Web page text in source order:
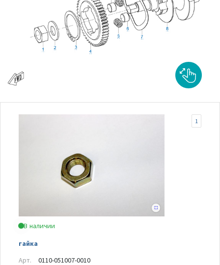
В наличии
гайка
1
Арт.
0110-051007-0010